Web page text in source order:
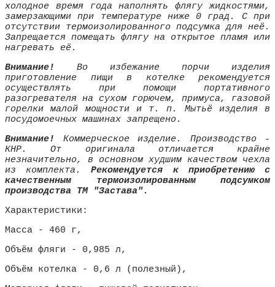
холодное время года наполнять флягу жидкостями,
замерзающими при температуре ниже 0 град. С при
отсутствии термоизолированного подсумка для неё.
Запрещается помещать флягу на открытое пламя или
нагревать её.
Внимание!
Во избежание порчи изделия
приготовление пищи в котелке рекомендуется
осуществлять при помощи портативного
разогревателя на сухом горючем, примуса, газовой
горелки малой мощности и т. п. Мытьё изделия в
посудомоечных машинах запрещено.
Внимание!
Коммерческое изделие. Производство -
КНР. От оригинала отличается крайне
незначительно, в основном худшим качеством чехла
из комплекта.Рекомендуется к приобретению с
качественным термоизолированным подсумком
производства ТМ "Застава".
Характеристики:
Масса - 460 г,
Объём фляги - 0,985 л,
Объём котелка - 0,6 л (полезный),